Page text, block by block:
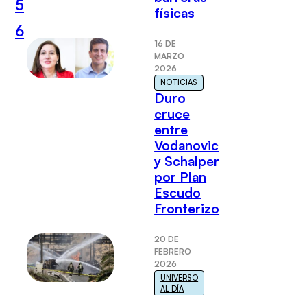
5
6
físicas
16 DE
MARZO
2026
NOTICIAS
Duro
cruce
entre
Vodanovic
y Schalper
por Plan
Escudo
Fronterizo
20 DE
FEBRERO
2026
UNIVERSO
AL DÍA